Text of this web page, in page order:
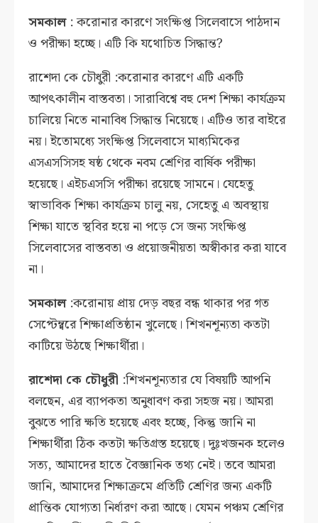
সমকাল: করোনার কারণে সংক্ষিপ্ত সিলেবাসে পাঠদান
ও পরীক্ষা হচ্ছে। এটি কি যথোচিত সিদ্ধান্ত?
রাশেদা কে চৌধুরী :করোনার কারণে এটি একটি
আপৎকালীন বাস্তবতা। সারাবিশ্বে বহু দেশ শিক্ষা কার্যক্রম
চালিয়ে নিতে নানাবিধ সিদ্ধান্ত নিয়েছে। এটিও তার বাইরে
নয়। ইতোমধ্যে সংক্ষিপ্ত সিলেবাসে মাধ্যমিকের
এসএসসিসহ ষষ্ঠ থেকে নবম শ্রেণির বার্ষিক পরীক্ষা
হয়েছে। এইচএসসি পরীক্ষা রয়েছে সামনে। যেহেতু
স্বাভাবিক শিক্ষা কার্যক্রম চালু নয়, সেহেতু এ অবস্থায়
শিক্ষা যাতে স্থবির হয়ে না পড়ে সে জন্য সংক্ষিপ্ত
সিলেবাসের বাস্তবতা ও প্রয়োজনীয়তা অস্বীকার করা যাবে
না।
সমকাল:করোনায় প্রায় দেড় বছর বন্ধ থাকার পর গত
সেপ্টেম্ব্বরে শিক্ষাপ্রতিষ্ঠান খুলেছে। শিখনশূন্যতা কতটা
কাটিয়ে উঠছে শিক্ষার্থীরা।
রাশেদা কে চৌধুরী :শিখনশূন্যতার যে বিষয়টি আপনি
বলছেন, এর ব্যাপকতা অনুধাবণ করা সহজ নয়। আমরা
বুঝতে পারি ক্ষতি হয়েছে এবং হচ্ছে, কিন্তু জানি না
শিক্ষার্থীরা ঠিক কতটা ক্ষতিগ্রস্ত হয়েছে। দুঃখজনক হলেও
সত্য, আমাদের হাতে বৈজ্ঞানিক তথ্য নেই। তবে আমরা
জানি, আমাদের শিক্ষাক্রমে প্রতিটি শ্রেণির জন্য একটি
প্রান্তিক যোগ্যতা নির্ধারণ করা আছে। যেমন পঞ্চম শ্রেণির